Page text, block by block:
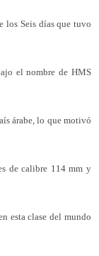
los Seis días que tuvo
el nombre de HMS
árabe, lo que motivó
de calibre 114 mm y
esta clase del mundo